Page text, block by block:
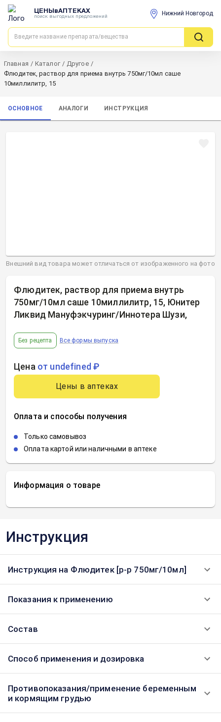
ЦЕНЫвАПТЕКАХ
поиск выгодных предложений Нижний Новгород
Главная / Каталог / Другое /
Флюдитек, раствор для приема внутрь 750мг/10мл саше
10миллилитр, 15
ОСНОВНОЕ АНАЛОГИ ИНСТРУКЦИЯ
Информация о товаре
Флюдитек, раствор для приема внутрь
750мг/10мл саше 10миллилитр, 15, Юнитер
Ликвид Мануфэкчуринг/Иннотера Шузи,
Без рецепта Все формы выпуска
Цена от undefined ₽
Цены в аптеках
Оплата и способы получения
Только самовывоз
Оплата картой или наличными в аптеке
Внешний вид товара может отличаться от изображенного на фото
Инструкция
Инструкция на Флюдитек [р-р 750мг/10мл]
Показания к применению
Состав
Способ применения и дозировка
Противопоказания/применение беременным
и кормящим грудью